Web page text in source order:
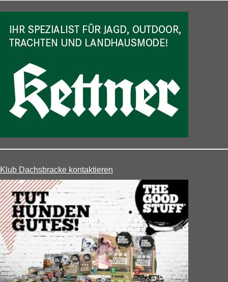
Klub Dachsbracke kontaktieren